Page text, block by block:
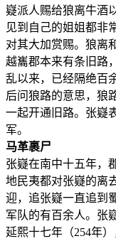
嶷派人赐给狼离牛酒
见到自己的姐姐都非
对其大加赏赐。狼离
越巂郡本来有条旧路
乱以来，已经隔绝百
后问狼路的意思，狼
一起开通旧路。张嶷
军。
马革裹尸
张嶷在南中十五年，
地民夷都对张嶷的离
迎，追张嶷一直追到
军队的有百余人。张
延熙十七年（254年